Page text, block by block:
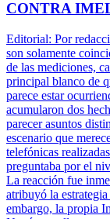
CONTRA
Editorial: Por
son solamente
de las mediciones,
principal blanco de
parece estar
acumularon dos
parecer asuntos
escenario que
telefónicas
preguntaba por el
La reacción fue
atribuyó la
embargo, la propia